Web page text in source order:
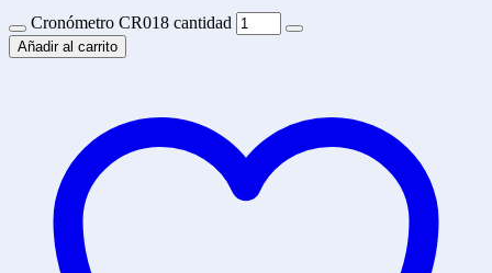
Cronómetro CR018 cantidad
Añadir al carrito